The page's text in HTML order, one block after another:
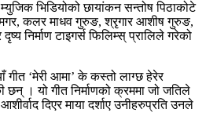
भिडियोको छायांकन सन्तोष पिठाकोटे
मगर, कलर माधव गुरुङ, श्रृगार आशीष गुरुङ,
निर्माण टाइगर्स फिलिम्स् प्रालिले गरेको
गीत ‘मेरी आमा’ के कस्तो लाग्छ हेरेर
। यो गीत निर्माणको क्रममा जो जतिले
दिएर माया दर्शाए उनीहरुप्रति उनले